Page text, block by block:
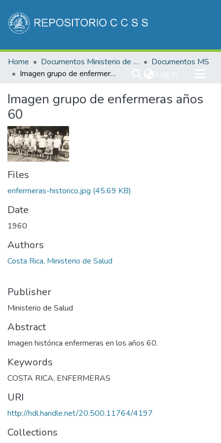
Communities & Collections
All of DSpace
Home Documentos Ministerio de Salud
Documentos MS
Imagen grupo de enfermeras años 60
Imagen grupo de enfermeras años
60
Files
enfermeras-historico.jpg (45.69 KB)
Date
1960
Authors
Costa Rica, Ministerio de Salud
Publisher
Ministerio de Salud
Abstract
Imagen histórica enfermeras en los años 60.
Keywords
COSTA RICA, ENFERMERAS
URI
http://hdl.handle.net/20.500.11764/4197
Collections